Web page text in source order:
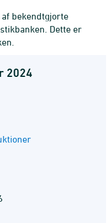
bekendtgjorte
Dette er
2024